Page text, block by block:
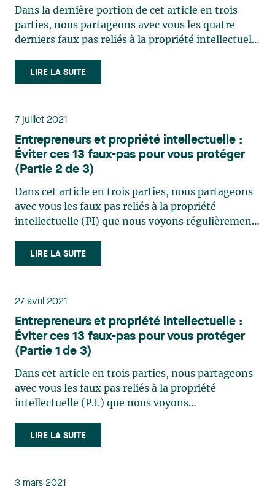
Dans la dernière portion de cet article en trois
parties, nous partageons avec vous les quatre
derniers faux pas reliés à la propriété intellectuelle
entreprises en démarrage. Nous espérons que
vous y trouverez des conseils précieux pour votre
LIRE LA SUITE
7 juillet 2021
Entrepreneurs et propriété intellectuelle :
Éviter ces 13 faux-pas pour vous protéger
(Partie 2 de 3)
Dans cet article en trois parties, nous partageons
avec vous les faux pas reliés à la propriété
intellectuelle (PI) que nous voyons régulièrement
que vous y trouverez des conseils précieux pour
votre entreprise. Bonne lecture! Partie 2 de 3 :
LIRE LA SUITE
27 avril 2021
Entrepreneurs et propriété intellectuelle :
Éviter ces 13 faux-pas pour vous protéger
(Partie 1 de 3)
Dans cet article en trois parties, nous partageons
avec vous les faux pas reliés à la propriété
intellectuelle (P.I.) que nous voyons
Nous espérons que vous y trouverez des conseils
précieux pour votre entreprise. Bonne lecture!
LIRE LA SUITE
3 mars 2021